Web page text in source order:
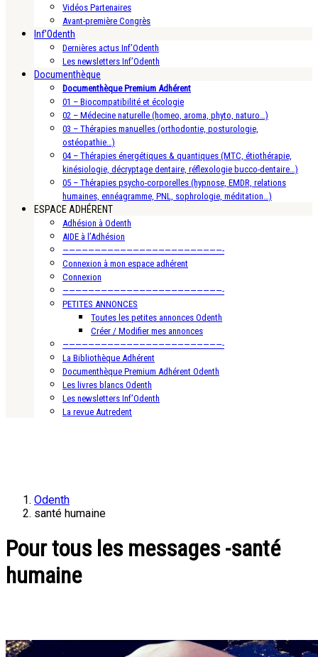
Vidéos Partenaires
Avant-première Congrès
Inf’Odenth
Dernières actus Inf’Odenth
Les newsletters Inf’Odenth
Documenthèque
Documenthèque Premium Adhérent
01 – Biocompatibilité et écologie
02 – Médecine naturelle (homeo, aroma, phyto, naturo…)
03 – Thérapies manuelles (orthodontie, posturologie,
ostéopathie…)
04 – Thérapies énergétiques & quantiques (MTC, étiothérapie,
kinésiologie, décryptage dentaire, réflexologie bucco-dentaire…)
05 – Thérapies psycho-corporelles (hypnose, EMDR, relations
humaines, ennéagramme, PNL, sophrologie, méditation…)
ESPACE ADHÉRENT
Adhésion à Odenth
AIDE à l’Adhésion
—————————————————————————-
Connexion à mon espace adhérent
Connexion
—————————————————————————-
PETITES ANNONCES
Toutes les petites annonces Odenth
Créer / Modifier mes annonces
—————————————————————————-
La Bibliothèque Adhérent
Documenthèque Premium Adhérent Odenth
Les livres blancs Odenth
Les newsletters Inf’Odenth
La revue Autredent
Odenth
santé humaine
Pour tous les messages -santé
humaine